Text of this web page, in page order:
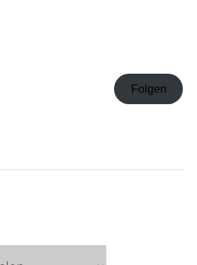
Folgen